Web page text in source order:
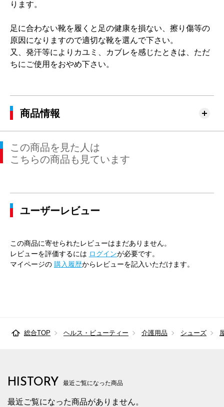
ります。
足に合わない靴を履くと足の健康を損ない、擦り傷等の
原因になりますので適切な靴を選んで下さい。
又、発汗等によりカユミ、カブレを感じたときは、ただ
ちにご使用をおやめ下さい。
商品情報
この商品を見た人は
こちらの商品も見ています
ユーザーレビュー
この商品に寄せられたレビューはまだありません。
レビューを評価するには ログインが必要です。
マイページの 購入履歴からレビューを記入いただけます。
総合TOP ヘルス・ビューティー 介護用品 シューズ
HISTORY 最近ご覧になった商品
最近ご覧になった商品がありません。